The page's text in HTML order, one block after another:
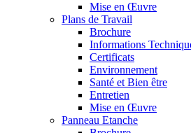
Mise en Œuvre
Plans de Travail
Brochure
Informations
Certificats
Environnement
Santé et Bien être
Entretien
Mise en Œuvre
Panneau Etanche